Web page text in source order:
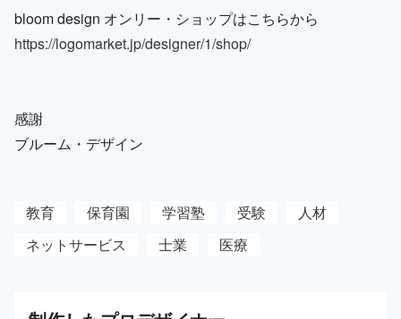
bloom design オンリー・ショップはこちらから
https://logomarket.jp/designer/1/shop/
感謝
ブルーム・デザイン
教育 保育園 学習塾 受験
人材
ネットサービス
士業 医療